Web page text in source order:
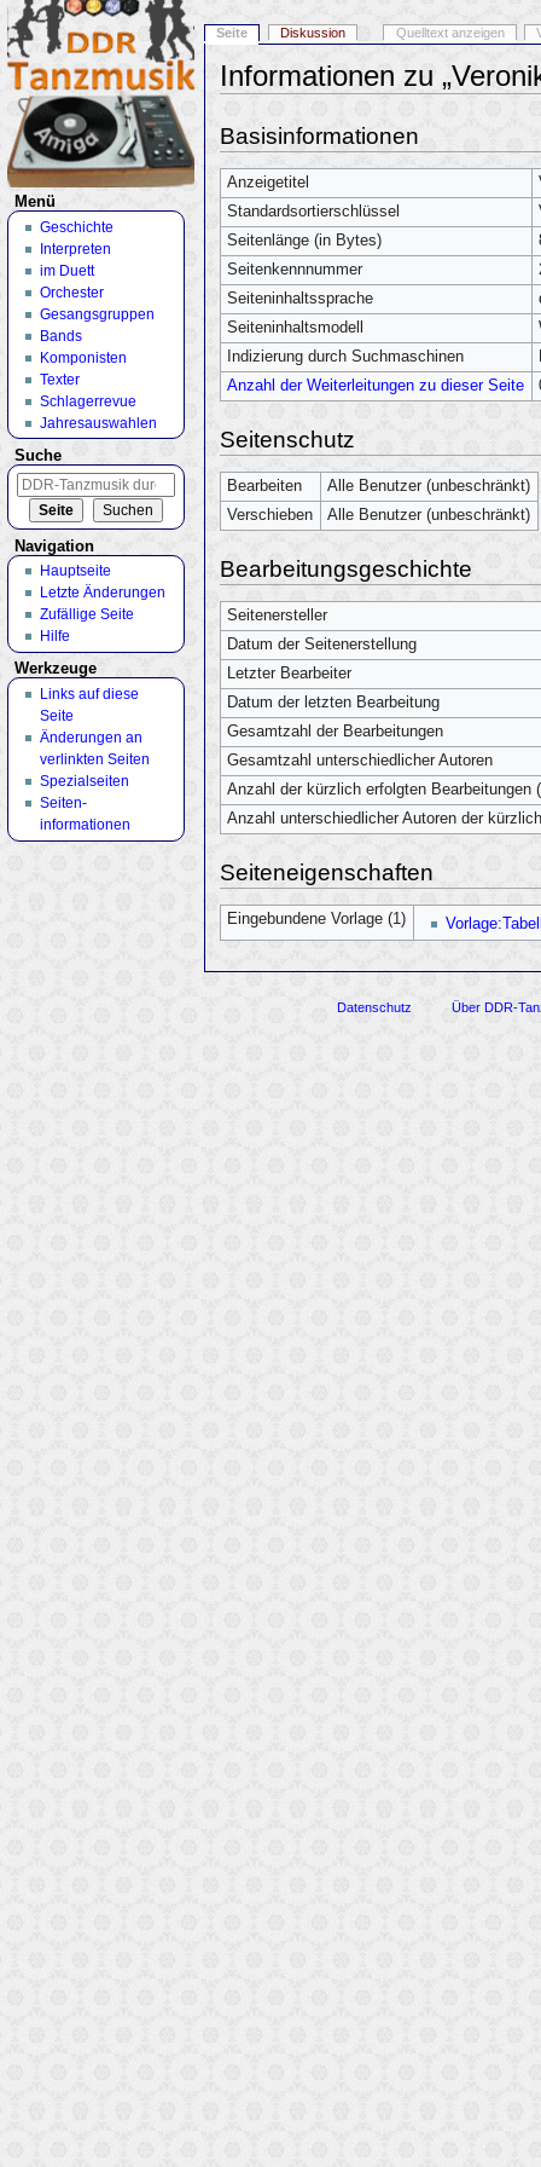
Informationen zu
Basisinformationen
Anzeigetitel
Standardsortierschlüssel
Seitenlänge (in Bytes)
Seitenkennnummer
Seiteninhaltssprache
Seiteninhaltsmodell
Indizierung durch Suchmaschinen
Anzahl der Weiterleitungen zu dieser Seite
Seitenschutz
Bearbeiten
Alle Benutzer (unbeschränkt)
Verschieben
Alle Benutzer (unbeschränkt)
Bearbeitungsgeschichte
Seitenersteller
Datum der Seitenerstellung
Letzter Bearbeiter
Datum der letzten Bearbeitung
Gesamtzahl der Bearbeitungen
Gesamtzahl unterschiedlicher Autoren
Anzahl der kürzlich erfolgten Bearbeitungen
Anzahl unterschiedlicher Autoren der
Seiteneigenschaften
Eingebundene Vorlage (1)
Seite Diskussion Quelltext anzeigen
Menü
Geschichte
Interpreten
im Duett
Orchester
Gesangsgruppen
Bands
Komponisten
Texter
Schlagerrevue
Jahresauswahlen
Suche
Navigation
Hauptseite
Letzte Änderungen
Zufällige Seite
Hilfe
Werkzeuge
Links auf diese
Seite
Änderungen an
verlinkten Seiten
Spezialseiten
Seiten­
informationen
Datenschutz Über DDR-